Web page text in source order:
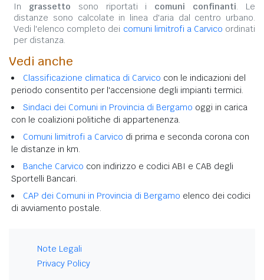
In grassetto sono riportati i comuni confinanti. Le
distanze sono calcolate in linea d'aria dal centro urbano.
Vedi l'elenco completo dei comuni limitrofi a Carvico ordinati
per distanza.
Vedi anche
Classificazione climatica di Carvico con le indicazioni del
periodo consentito per l'accensione degli impianti termici.
Sindaci dei Comuni in Provincia di Bergamo oggi in carica
con le coalizioni politiche di appartenenza.
Comuni limitrofi a Carvico di prima e seconda corona con
le distanze in km.
Banche Carvico con indirizzo e codici ABI e CAB degli
Sportelli Bancari.
CAP dei Comuni in Provincia di Bergamo elenco dei codici
di avviamento postale.
Note Legali
Privacy Policy